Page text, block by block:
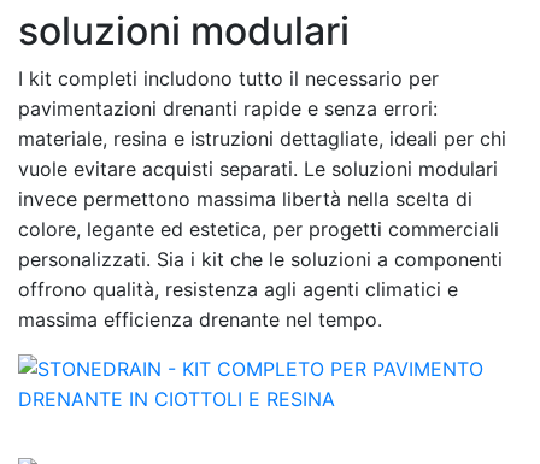
soluzioni modulari
I kit completi includono tutto il necessario per
pavimentazioni drenanti rapide e senza errori:
materiale, resina e istruzioni dettagliate, ideali per chi
vuole evitare acquisti separati. Le soluzioni modulari
invece permettono massima libertà nella scelta di
colore, legante ed estetica, per progetti commerciali
personalizzati. Sia i kit che le soluzioni a componenti
offrono qualità, resistenza agli agenti climatici e
massima efficienza drenante nel tempo.